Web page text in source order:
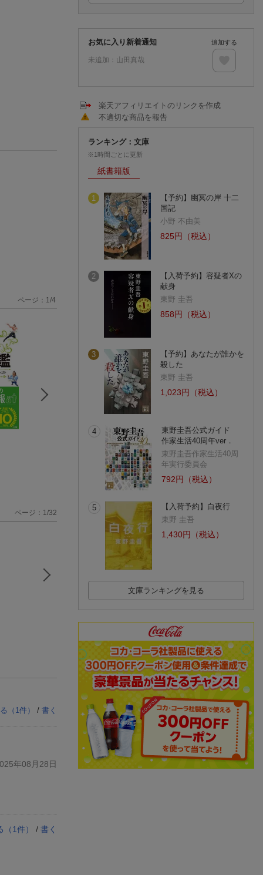
説得力が劇的に上が
る 数字の伝え方
柏木 吉基
REAL 15
(59件)
ページ： 1/4
ページ：1/32
（ 1 件） / 書く
年08月28日
（1件） / 書く
お気に入り新着通知
未追加： 山田真哉
追加する
楽天アフィリエイトのリンクを作成
不適切な商品を報告
ランキング：文庫
※1時間ごとに更新
紙書籍版
1
【予約】幽冥の岸 十二
国記
小野 不由美
825円（税込）
2
【入荷予約】容疑者Xの
献身
東野 圭吾
858円（税込）
3
【予約】あなたが誰かを
殺した
東野 圭吾
1,023円（税込）
4
東野圭吾公式ガイド
作家生活40周年ver．
東野圭吾作家生活40周
年実行委員会
792円（税込）
5
【入荷予約】白夜行
東野 圭吾
1,430円（税込）
文庫ランキングを見る